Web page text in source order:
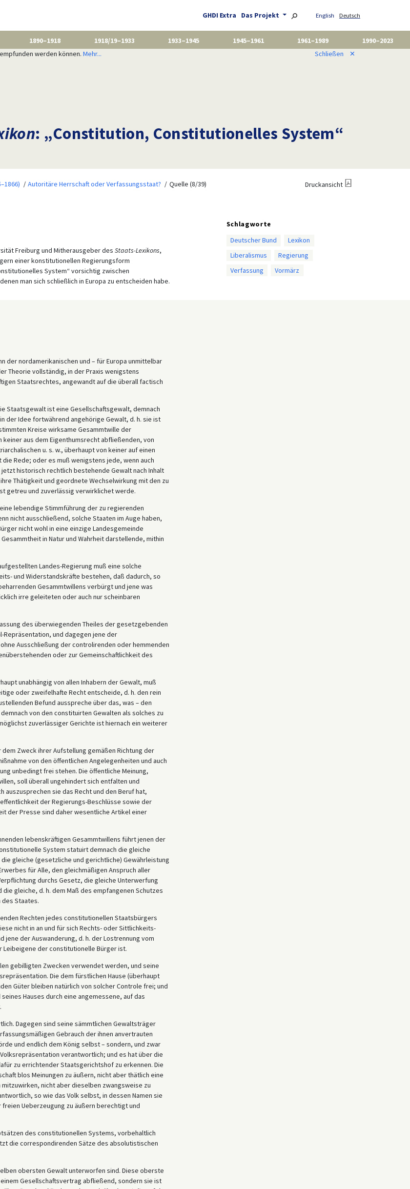
GHDI Extra Das Projekt English Deutsch
1890–1918 1918/19–1933 1933–1945 1945–1961 1961–1989
1990–2023
werden können. Mehr... Schließen ✕
: „Constitution, Constitutionelles System“
Autoritäre Herrschaft oder Verfassungsstaat? Quelle (8/39) Druckansicht
Freiburg und Mitherausgeber des Staats-Lexikons,
einer konstitutionellen Regierungsform
System“ vorsichtig zwischen
man sich schließlich in Europa zu entscheiden habe.
Schlagworte
Deutscher Bund
Lexikon
Liberalismus
Regierung
Verfassung
Vormärz
der nordamerikanischen und – für Europa unmittelbar
Theorie vollständig, in der Praxis wenigstens
Staatsrechtes, angewandt auf die überall factisch
Staatsgewalt ist eine Gesellschaftsgewalt, demnach
der Idee fortwährend angehörige Gewalt, d. h. sie ist
Kreise wirksame Gesammtwille der
aus dem Eigenthumsrecht abfließenden, von
u. s. w., überhaupt von keiner auf einen
Rede; oder es muß wenigstens jede, wenn auch
historisch rechtlich bestehende Gewalt nach Inhalt
Thätigkeit und geordnete Wechselwirkung mit den zu
getreu und zuverlässig verwirklichet werde.
lebendige Stimmführung der zu regierenden
nicht ausschließend, solche Staaten im Auge haben,
nicht wohl in eine einzige Landesgemeinde
in Natur und Wahrheit darstellende, mithin
Landes-Regierung muß eine solche
und Widerstandskräfte bestehen, daß dadurch, so
Gesammtwillens verbürgt und jene was
irre geleiteten oder auch nur scheinbaren
des überwiegenden Theiles der gesetzgebenden
und dagegen jene der
Ausschließung der controlirenden oder hemmenden
oder zur Gemeinschaftlichkeit des
unabhängig von allen Inhabern der Gewalt, muß
oder zweifelhafte Recht entscheide, d. h. den rein
Befund ausspreche über das, was – den
von den constituirten Gewalten als solches zu
zuverlässiger Gerichte ist hiernach ein weiterer
Zweck ihrer Aufstellung gemäßen Richtung der
von den öffentlichen Angelegenheiten und auch
unbedingt frei stehen. Die öffentliche Meinung,
soll überall ungehindert sich entfalten und
auszusprechen sie das Recht und den Beruf hat,
der Regierungs-Beschlüsse sowie der
der Presse sind daher wesentliche Artikel einer
lebenskräftigen Gesammtwillens führt jenen der
System statuirt demnach die gleiche
gleiche (gesetzliche und gerichtliche) Gewährleistung
für Alle, den gleichmäßigen Anspruch aller
durchs Gesetz, die gleiche Unterwerfung
gleiche, d. h. dem Maß des empfangenen Schutzes
des Staates.
Rechten jedes constitutionellen Staatsbürgers
nicht in an und für sich Rechts- oder Sittlichkeits-
jene der Auswanderung, d. h. der Lostrennung vom
der constitutionelle Bürger ist.
gebilligten Zwecken verwendet werden, und seine
Die dem fürstlichen Hause (überhaupt
Güter bleiben natürlich von solcher Controle frei; und
Hauses durch eine angemessene, auf das
Dagegen sind seine sämmtlichen Gewaltsträger
Gebrauch der ihnen anvertrauten
und endlich dem König selbst – sondern, und zwar
verantwortlich; und es hat über die
zu errichtender Staatsgerichtshof zu erkennen. Die
blos Meinungen zu äußern, nicht aber thätlich eine
nicht aber dieselben zwangsweise zu
so wie das Volk selbst, in dessen Namen sie
freien Ueberzeugung zu äußern berechtigt und
des constitutionellen Systems, vorbehaltlich
die correspondirenden Sätze des absolutistischen
obersten Gewalt unterworfen sind. Diese oberste
Gesellschaftsvertrag abfließend, sondern sie ist